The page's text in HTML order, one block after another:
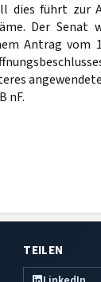
dies führt zur
Der Senat
Antrag vom
nF.
TEILEN